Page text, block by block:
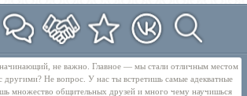
не важно. Главное — мы стали отличным местом
Не вопрос. У нас ты встретишь самые адекватные
множество общительных друзей и много чему научишься